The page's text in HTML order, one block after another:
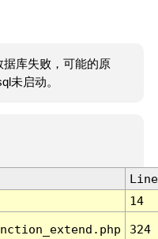
据库失败，可能的原
未启动。
Line
14
324